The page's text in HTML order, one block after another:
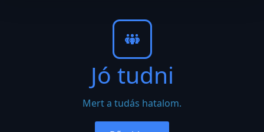
Jó tudni
Mert a tudás hatalom.